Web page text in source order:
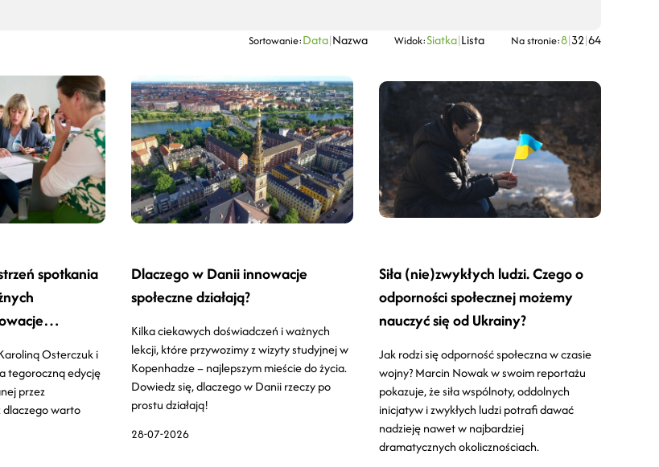
Sortowanie:Data|Nazwa Widok:Siatka|Lista Na stronie:8|32|64
spotkania
Osterczuk i
tegoroczną edycję
przez
dlaczego warto
28-07-2026
Dlaczego w Danii innowacje
społeczne działają?
Kilka ciekawych doświadczeń i ważnych
lekcji, które przywozimy z wizyty studyjnej w
Kopenhadze – najlepszym mieście do życia.
Dowiedz się, dlaczego w Danii rzeczy po
prostu działają!
Siła (nie)zwykłych ludzi. Czego o
odporności społecznej możemy
nauczyć się od Ukrainy?
Jak rodzi się odporność społeczna w czasie
wojny? Marcin Nowak w swoim reportażu
pokazuje, że siła wspólnoty, oddolnych
inicjatyw i zwykłych ludzi potrafi dawać
nadzieję nawet w najbardziej
dramatycznych okolicznościach.